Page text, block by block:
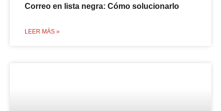
Correo en lista negra: Cómo solucionarlo
LEER MÁS »